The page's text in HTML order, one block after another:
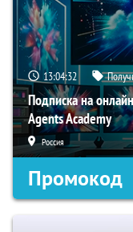
13:04:31
Подписка на
Agents Academy
Россия
Промокод